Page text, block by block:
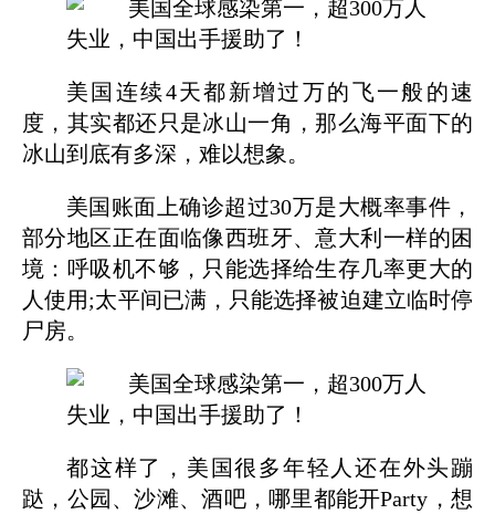
美国连续4天都新增过万的飞一般的速
度，其实都还只是冰山一角，那么海平面下的
冰山到底有多深，难以想象。
美国账面上确诊超过30万是大概率事件，
部分地区正在面临像西班牙、意大利一样的困
境：呼吸机不够，只能选择给生存几率更大的
人使用;太平间已满，只能选择被迫建立临时停
尸房。
都这样了，美国很多年轻人还在外头蹦
跶，公园、沙滩、酒吧，哪里都能开Party，想